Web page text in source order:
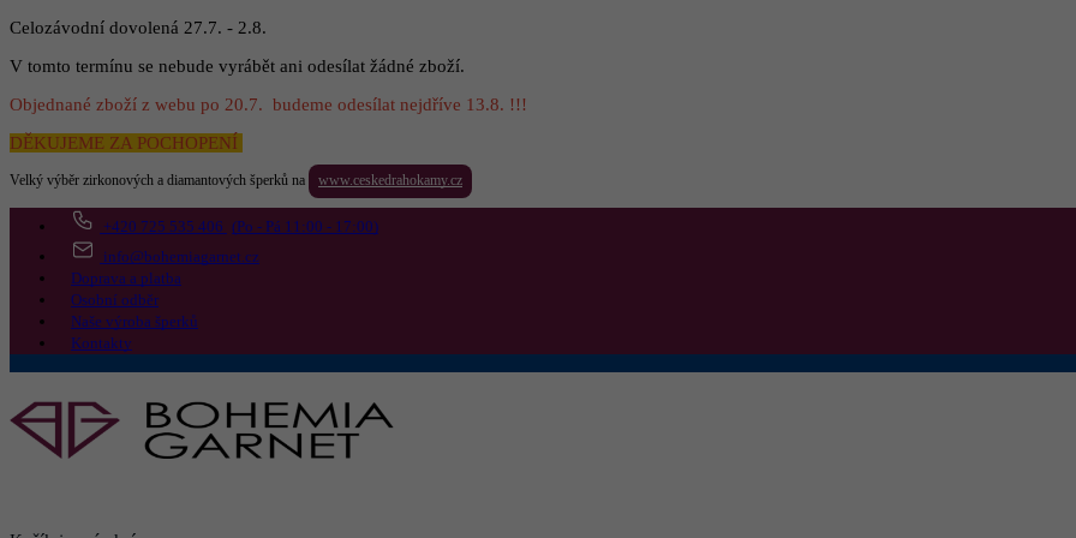
Celozávodní dovolená 27.7. - 2.8.
V tomto termínu se nebude vyrábět ani odesílat žádné zboží.
Objednané zboží z webu po 20.7. budeme odesílat nejdříve 13.8. !!!
DĚKUJEME ZA POCHOPENÍ
Velký výběr zirkonových a diamantových šperků na www.ceskedrahokamy.cz
+420 725 535 406 (Po - Pá 11:00 - 17:00)
info@bohemiagarnet.cz
Doprava a platba
Osobní odběr
Naše výroba šperků
Kontakty